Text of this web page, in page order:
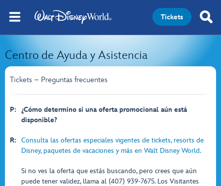
Tickets
Centro de Ayuda y Asistencia
Tickets – Preguntas frecuentes
P:
¿Cómo determino si una oferta promocional aún está
disponible?
R:
Consulta las ofertas especiales vigentes de tickets, resorts de
Disney, paquetes de vacaciones y más en Walt Disney World.
Si no ves la oferta que estás buscando, pero crees que aún
puede tener validez, llama al (407) 939-7675. Los Visitantes